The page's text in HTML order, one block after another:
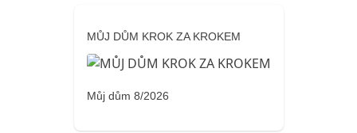
MŮJ DŮM KROK ZA KROKEM
Můj dům 8/2026